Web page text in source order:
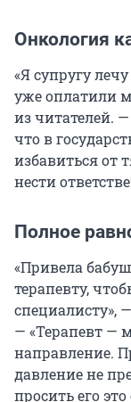
Онкология
«Я супругу
уже оплатили
из читателей.
что в
избавиться от
нести
Полное
«Привела
терапевту,
специалисту»,
— «Терапевт —
направление.
давление не
просить его